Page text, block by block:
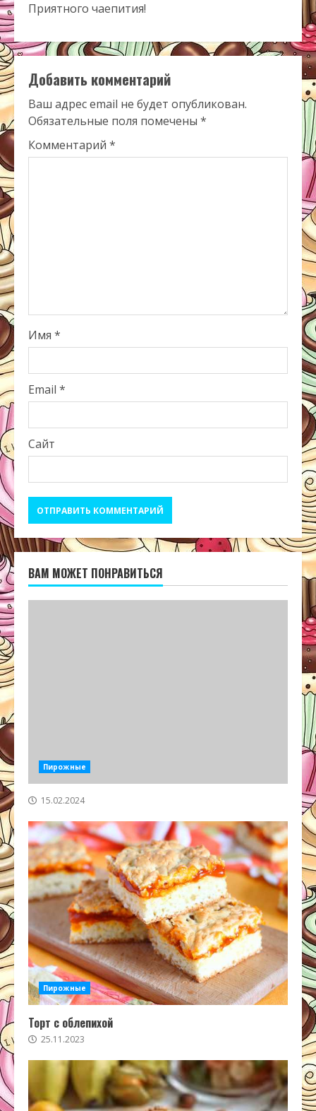
Приятного чаепития!
Добавить комментарий
Ваш адрес email не будет опубликован.
Обязательные поля помечены *
Комментарий *
Имя *
Email *
Сайт
ВАМ МОЖЕТ ПОНРАВИТЬСЯ
Пирожные
15.02.2024
Пирожные
Торт с облепихой
25.11.2023